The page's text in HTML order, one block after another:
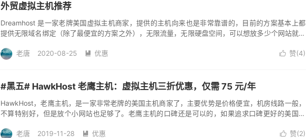
外贸虚拟主机推荐
Dreamhost 是一家老牌美国虚拟主机商家，提供的主机向来也是非常靠谱的，目前的方案基本上都
提供无限域名绑定（除了最便宜的方案之外），无限流量，无限硬盘空间，可以想放多少个网站就放
 赞(4)
老唐 2020-08-25  优惠
#黑五# HawkHost 老鹰主机：虚拟主机三折优惠，仅需 75 元/年
HawkHost，老鹰主机，是一家非常老牌的美国主机商家了，主要优势是价格便宜，机房线路一般，
不算特别好，但是放个小网站也足够了。老鹰主机的口碑还是可以的，如果追求口碑更好的美国主
 赞(2)
老唐 2019-11-28  优惠